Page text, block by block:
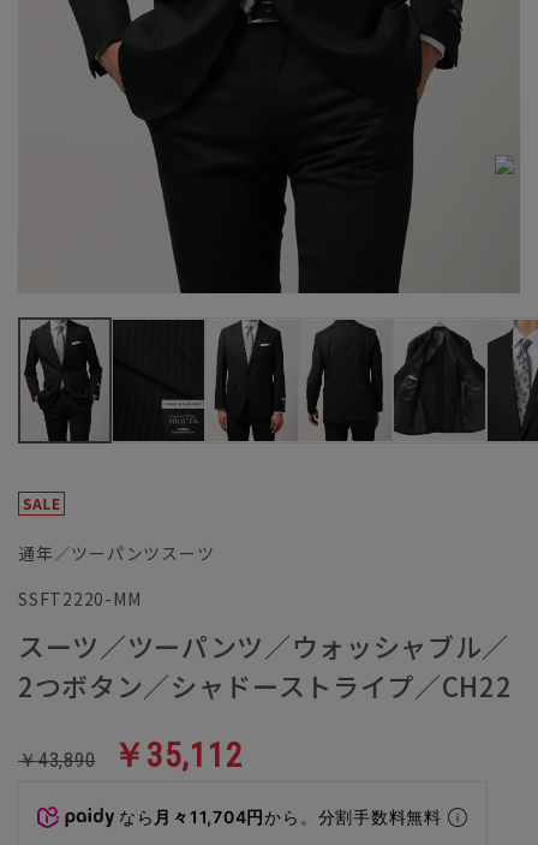
通年／ツーパンツスーツ
SSFT2220-MM
スーツ／ツーパンツ／ウォッシャブル／
2つボタン／シャドーストライプ／CH22
￥43,890 ￥35,112
なら 月々11,704円から。分割手数料無料